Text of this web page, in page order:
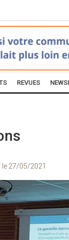
REVUES
le 27/05/2021